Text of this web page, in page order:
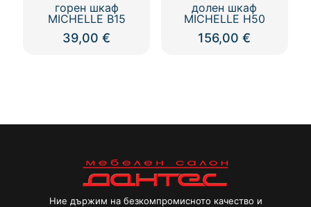
горен шкаф
MICHELLE В15
39,00€
долен шкаф
MICHELLE Н50
156,00€
Ние държим на безкомпромисното качество и